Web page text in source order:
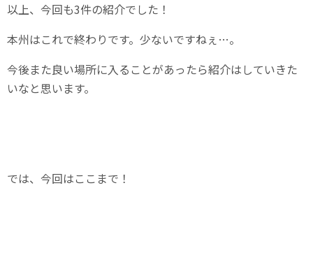
以上、今回も3件の紹介でした！
本州はこれで終わりです。少ないですねぇ…。
今後また良い場所に入ることがあったら紹介はしていきた
いなと思います。
では、今回はここまで！